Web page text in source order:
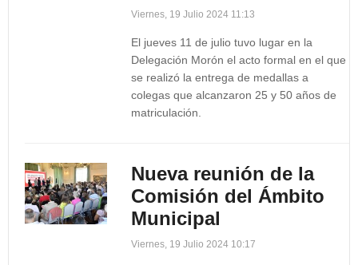
Viernes, 19 Julio 2024 11:13
El jueves 11 de julio tuvo lugar en la
Delegación Morón el acto formal en el que
se realizó la entrega de medallas a
colegas que alcanzaron 25 y 50 años de
matriculación.
Nueva reunión de la
Comisión del Ámbito
Municipal
Viernes, 19 Julio 2024 10:17